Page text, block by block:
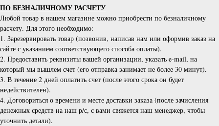
ПО БЕЗНАЛИЧНОМУ РАСЧЕТУ
Любой товар в нашем магазине можно приобрести по безналичному
расчету. Для этого необходимо:
1. Зарезервировать товар (позвонив, написав нам или оформив заказ на
сайте с указанием соответствующего способа оплаты).
2. Предоставить реквизиты вашей организации, указать e-mail, на
который мы вышлем счет (его отправка занимает не более 30 минут).
3. В течение 2 дней оплатить счет (после этого срока он будет
недействителен).
4. Договориться о времени и месте доставки заказа (после зачисления
денежных средств на наш р/с, с вами свяжется наш менеджер, чтобы
уточнить детали).